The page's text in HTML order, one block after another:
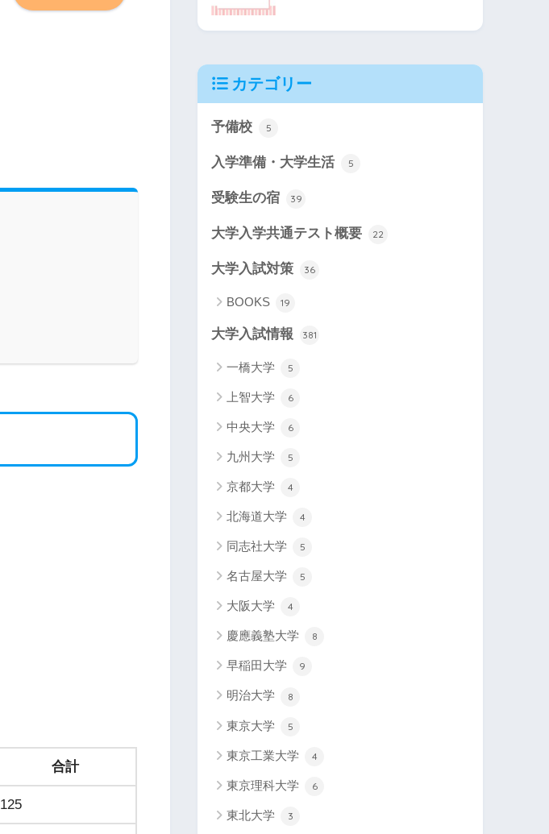
合計
125
カテゴリー
予備校 5
入学準備・大学生活 5
受験生の宿 39
大学入学共通テスト概要 22
大学入試対策 36
BOOKS 19
大学入試情報 381
一橋大学 5
上智大学 6
中央大学 6
九州大学 5
京都大学 4
北海道大学 4
同志社大学 5
名古屋大学 5
大阪大学 4
慶應義塾大学 8
早稲田大学 9
明治大学 8
東京大学 5
東京工業大学 4
東京理科大学 6
東北大学 3